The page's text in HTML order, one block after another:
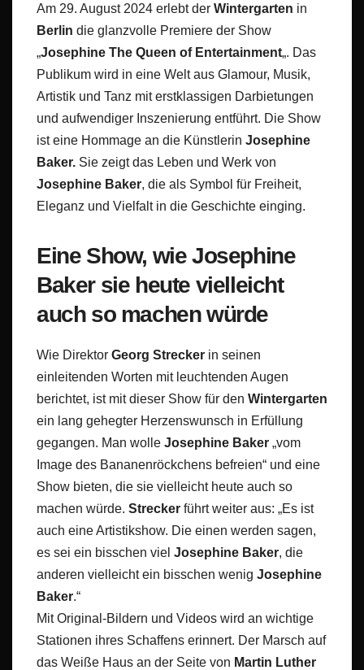
Am 29. August 2024 erlebt der Wintergarten in
Berlin die glanzvolle Premiere der Show
„Josephine The Queen of Entertainment„. Das
Publikum wird in eine Welt aus Glamour, Musik,
Artistik und Tanz mit erstklassigen Darbietungen
und aufwendiger Inszenierung entführt. Die Show
ist eine Hommage an die Künstlerin Josephine
Baker. Sie zeigt das Leben und Werk von
Josephine Baker, die als Symbol für Freiheit,
Eleganz und Vielfalt in die Geschichte einging.
Eine Show, wie Josephine
Baker sie heute vielleicht
auch so machen würde
Wie Direktor Georg Strecker in seinen
einleitenden Worten mit leuchtenden Augen
berichtet, ist mit dieser Show für den Wintergarten
ein lang gehegter Herzenswunsch in Erfüllung
gegangen. Man wolle Josephine Baker „vom
Image des Bananenröckchens befreien“ und eine
Show bieten, die sie vielleicht heute auch so
machen würde. Strecker führt weiter aus: „Es ist
auch eine Artistikshow. Die einen werden sagen,
es sei ein bisschen viel Josephine Baker, die
anderen vielleicht ein bisschen wenig Josephine
Baker.“
Mit Original-Bildern und Videos wird an wichtige
Stationen ihres Schaffens erinnert. Der Marsch auf
das Weiße Haus an der Seite von Martin Luther